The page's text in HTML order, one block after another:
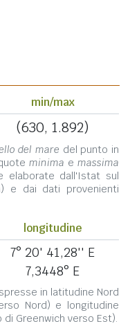
min/max
(630, 1.892)
del mare del punto in
minima e massima
elaborate dall'Istat sul
e dai dati provenienti
longitudine
7° 20' 41,28'' E
7,3448° E
in latitudine Nord
Nord) e longitudine
Greenwich verso Est).